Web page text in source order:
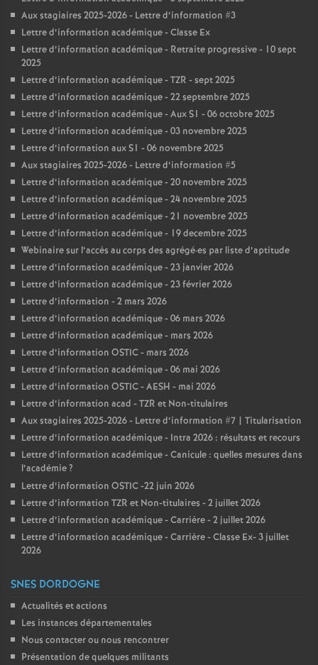
Aux stagiaires 2025-2026 - Lettre d’information #3
Lettre d’information académique - Classe Ex
Lettre d’information académique - Retraite progressive - 10 sept
2025
Lettre d’information académique - TZR - sept 2025
Lettre d’information académique - 22 septembre 2025
Lettre d’information académique - Aux S1 - 06 octobre 2025
Lettre d’information académique - 03 novembre 2025
Lettre d’information aux S1 - 06 novembre 2025
Aux stagiaires 2025-2026 - Lettre d’information #5
Lettre d’information académique - 20 novembre 2025
Lettre d’information académique - 24 novembre 2025
Lettre d’information académique - 21 novembre 2025
Lettre d’information académique - 19 decembre 2025
Webinaire sur l’accès au corps des agrégé·es par liste d’aptitude
Lettre d’information académique - 23 janvier 2026
Lettre d’information académique - 23 février 2026
Lettre d’information - 2 mars 2026
Lettre d’information académique - 06 mars 2026
Lettre d’information académique - mars 2026
Lettre d’information OSTIC - mars 2026
Lettre d’information académique - 06 mai 2026
Lettre d’information OSTIC - AESH - mai 2026
Lettre d’information acad - TZR et Non-titulaires
Aux stagiaires 2025-2026 - Lettre d’information #7 | Titularisation
Lettre d’information académique - Intra 2026 : résultats et recours
Lettre d’information académique - Canicule : quelles mesures dans
l’académie?
Lettre d’information OSTIC -22 juin 2026
Lettre d’information TZR et Non-titulaires - 2 juillet 2026
Lettre d’information académique - Carrière - 2 juillet 2026
Lettre d’information académique - Carrière - Classe Ex- 3 juillet
2026
SNES DORDOGNE
Actualités et actions
Les instances départementales
Nous contacter ou nous rencontrer
Présentation de quelques militants